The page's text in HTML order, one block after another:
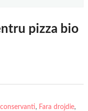
pizza bio
conservanti, Fara drojdie,